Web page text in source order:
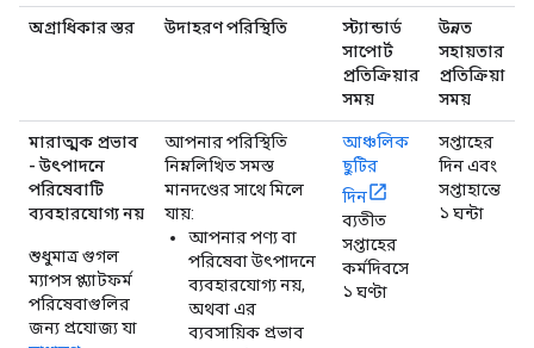
অগ্রাধিকার স্তর উদাহরণ পরিস্থিতি
স্ট্যান্ডার্ড
সাপোর্ট
প্রতিক্রিয়ার
সময়
উন্নত
সহায়তার
প্রতিক্রিয়া
সময়
মারাত্মক প্রভাব
- উৎপাদনে
পরিষেবাটি
ব্যবহারযোগ্য নয়
শুধুমাত্র গুগল
ম্যাপস প্ল্যাটফর্ম
পরিষেবাগুলির
জন্য প্রযোজ্য যা
আপনার পরিস্থিতি
নিম্নলিখিত সমস্ত
মানদণ্ডের সাথে মিলে
যায়:
আপনার পণ্য বা
পরিষেবা উৎপাদনে
ব্যবহারযোগ্য নয়,
অথবা এর
ব্যবসায়িক প্রভাব
আঞ্চলিক
ছুটির
দিন
ব্যতীত
সপ্তাহের
কর্মদিবসে
১ ঘণ্টা
সপ্তাহের
দিন এবং
সপ্তাহান্তে
১ ঘন্টা